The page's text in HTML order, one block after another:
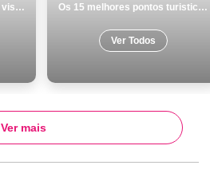
Os 15 melhores locais para visitar em Leiria Os 15 melhores pontos turisticos para visitar em Peniche
Ver Todos
Ver mais